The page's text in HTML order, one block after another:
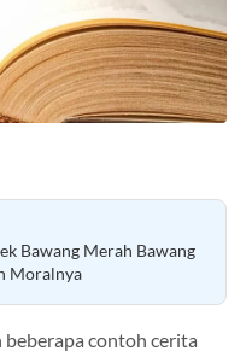
Bawang Merah Bawang
Moralnya
contoh cerita